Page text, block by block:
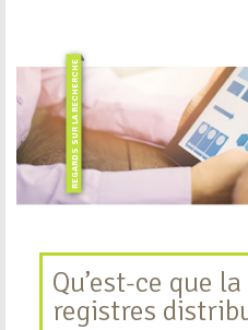
REGARDS SUR LA RECHERCHE
Qu’est-ce que
registres